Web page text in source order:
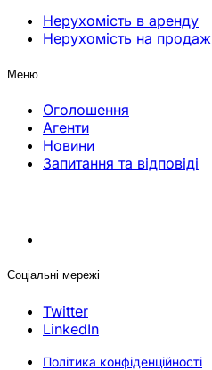
Нерухомість в аренду
Нерухомість на продаж
Меню
Оголошення
Агенти
Новини
Запитання та відповіді
Соціальні мережі
Twitter
LinkedIn
Політика конфіденційності